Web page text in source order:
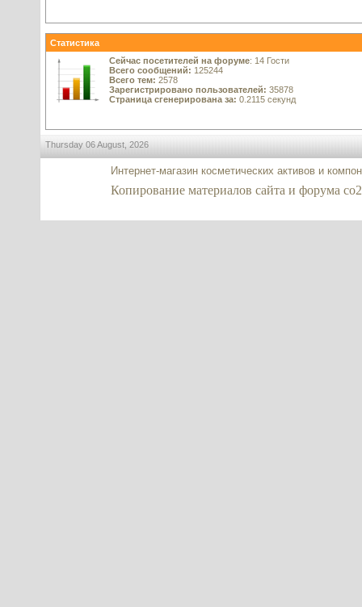
Статистика
Сейчас посетителей на форуме: 14 Гости
Всего сообщений: 125244
Всего тем: 2578
Зарегистрировано пользователей: 35878
Страница сгенерирована за: 0.2115 секунд
Thursday 06 August, 2026
Интернет-магазин косметических активов и
Копирование материалов сайта и форума